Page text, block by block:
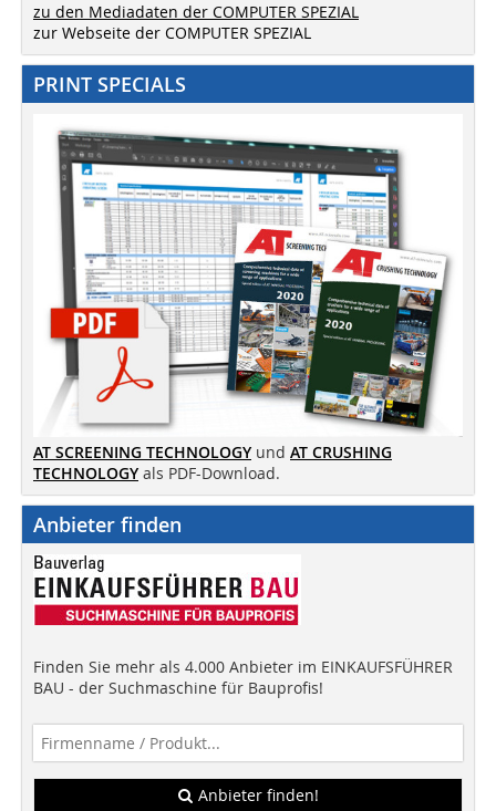
zu den Mediadaten der COMPUTER SPEZIAL
zur Webseite der COMPUTER SPEZIAL
PRINT SPECIALS
AT SCREENING TECHNOLOGY und AT CRUSHING
TECHNOLOGY als PDF-Download.
Anbieter finden
Finden Sie mehr als 4.000 Anbieter im EINKAUFSFÜHRER
BAU - der Suchmaschine für Bauprofis!
Anbieter finden!